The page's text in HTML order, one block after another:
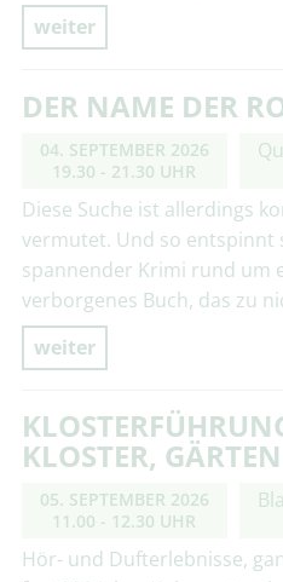
weiter
DER NAME DER
04. SEPTEMBER 2026
19.30 - 21.30 UHR
Diese Suche ist allerdings
vermutet. Und so entspinnt
spannender Krimi rund um
verborgenes Buch, das zu
weiter
KLOSTER,
05. SEPTEMBER 2026
11.00 - 12.30 UHR
Hör- und Dufterlebnisse,